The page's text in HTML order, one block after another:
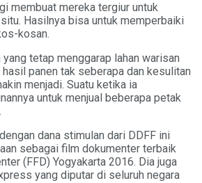
membuat mereka tergiur untuk
Hasilnya bisa untuk memperbaiki
kosan.
yang tetap menggarap lahan warisan
hasil panen tak seberapa dan kesulitan
menjadi. Suatu ketika ia
untuk menjual beberapa petak
dana stimulan dari DDFF ini
sebagai film dokumenter terbaik
(FFD) Yogyakarta 2016. Dia juga
yang diputar di seluruh negara